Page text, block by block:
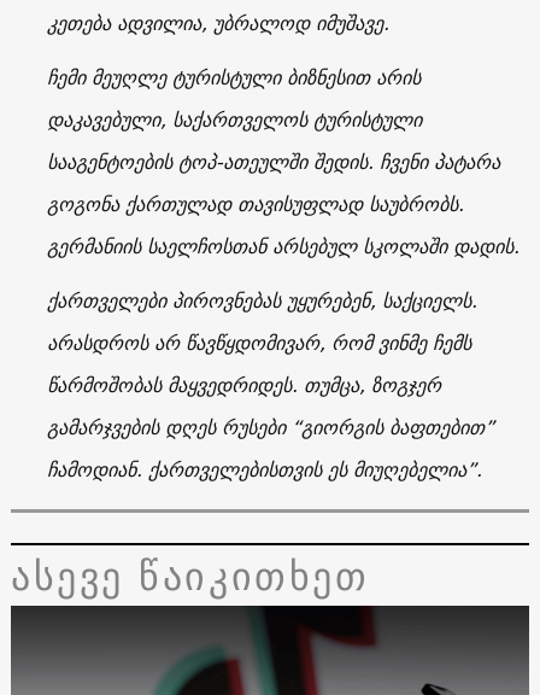
კეთება ადვილია, უბრალოდ იმუშავე.
ჩემი მეუღლე ტურისტული ბიზნესით არის
დაკავებული, საქართველოს ტურისტული
სააგენტოების ტოპ-ათეულში შედის. ჩვენი პატარა
გოგონა ქართულად თავისუფლად საუბრობს.
გერმანიის საელჩოსთან არსებულ სკოლაში დადის.
ქართველები პიროვნებას უყურებენ, საქციელს.
არასდროს არ წავწყდომივარ, რომ ვინმე ჩემს
წარმოშობას მაყვედრიდეს. თუმცა, ზოგჯერ
გამარჯვების დღეს რუსები “გიორგის ბაფთებით”
ჩამოდიან. ქართველებისთვის ეს მიუღებელია”.
ასევე წაიკითხეთ